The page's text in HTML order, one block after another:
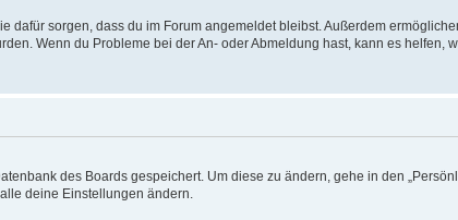
dafür sorgen, dass du im Forum angemeldet bleibst. Außerdem
Wenn du Probleme bei der An- oder Abmeldung hast, kann es helfen,
des Boards gespeichert. Um diese zu ändern, gehe in den
deine Einstellungen ändern.